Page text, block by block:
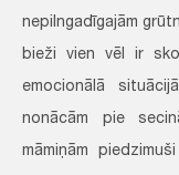
nepilngadīgajām
bieži vien vēl ir
emocionālā
nonācām pie
māmiņām